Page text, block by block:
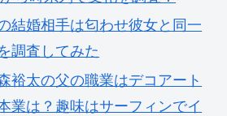
結婚相手は匂わせ彼女と同一
調査してみた
裕太の父の職業はデコアート
業は？趣味はサーフィンでイ